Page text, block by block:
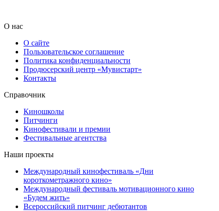
О нас
О сайте
Пользовательское соглашение
Политика конфиденциальности
Продюсерский центр «Мувистарт»
Контакты
Справочник
Киношколы
Питчинги
Кинофестивали и премии
Фестивальные агентства
Наши проекты
Международный кинофестиваль «Дни
короткометражного кино»
Международный фестиваль мотивационного кино
«Будем жить»
Всероссийский питчинг дебютантов